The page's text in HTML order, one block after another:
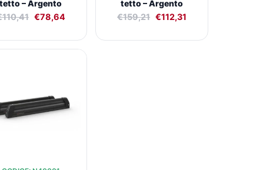
tetto – Argento
110,41 €78,64
tetto – Argento
€159,21 €112,31
€178,73.€125,78.